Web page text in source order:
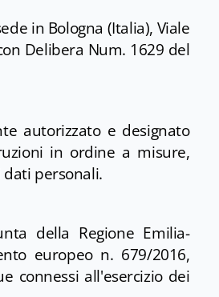
in Bologna (Italia), Viale
Delibera Num. 1629 del
autorizzato e designato
in ordine a misure,
personali.
della Regione Emilia-
europeo n. 679/2016,
connessi all'esercizio dei